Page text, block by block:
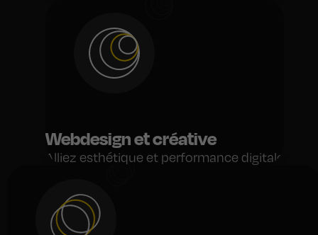
Webdesign et créative
Alliez esthétique et performance digitale